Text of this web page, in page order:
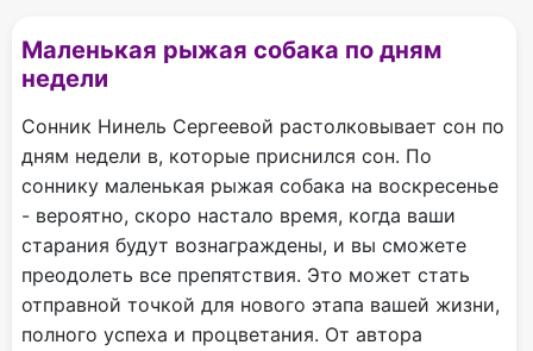
Маленькая рыжая собака по дням
недели
Сонник Нинель Сергеевой растолковывает сон по
дням недели в, которые приснился сон. По
соннику маленькая рыжая собака на воскресенье
- вероятно, скоро настало время, когда ваши
старания будут вознаграждены, и вы сможете
преодолеть все препятствия. Это может стать
отправной точкой для нового этапа вашей жизни,
полного успеха и процветания. От автора